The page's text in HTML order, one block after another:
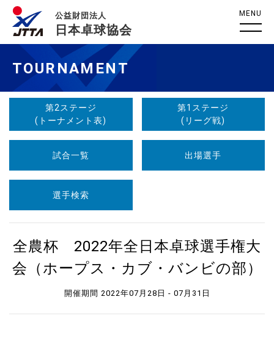
公益財団法人
日本卓球協会
MENU
TOURNAMENT
第2ステージ
(トーナメント表)
第1ステージ
(リーグ戦)
試合一覧 出場選手
選手検索
全農杯 2022年全日本卓球選手権大
会（ホープス・カブ・バンビの部）
開催期間 2022年07月28日 - 07月31日